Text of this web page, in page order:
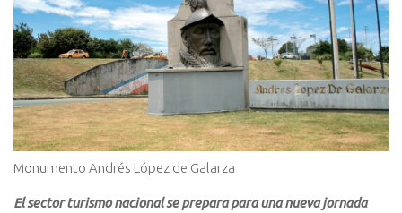
Monumento Andrés López de Galarza
El sector turismo nacional se prepara para una nueva jornada